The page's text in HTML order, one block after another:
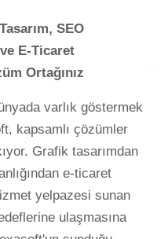
SEO
ve E-Ticaret
Ortağınız
varlık göstermek
kapsamlı çözümler
Grafik tasarımdan
e-ticaret
yelpazesi sunan
ulaşmasına